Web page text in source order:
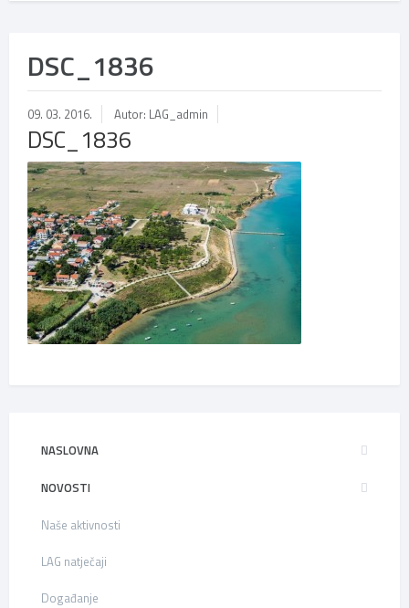
DSC_1836
09. 03. 2016. Autor: LAG_admin
DSC_1836
NASLOVNA
NOVOSTI
Naše aktivnosti
LAG natječaji
Događanje